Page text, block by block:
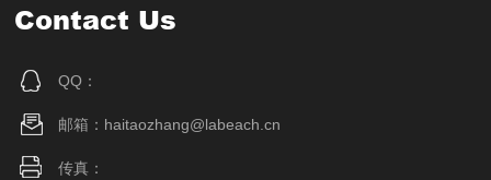
Contact Us
QQ：
邮箱：haitaozhang@labeach.cn
传真：